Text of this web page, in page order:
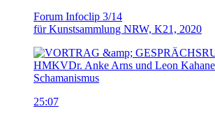
Forum Infoclip 3/14
für Kunstsammlung NRW, K21, 2020
25:07